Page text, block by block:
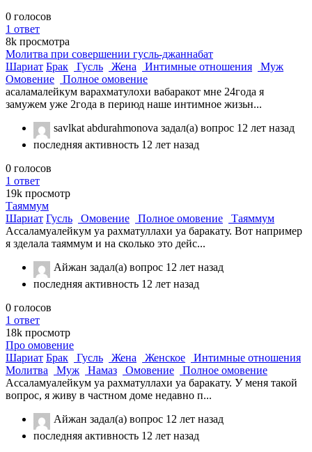
0 голосов
1 ответ
8k просмотра
Молитва при совершении гусль-джаннабат
Шариат Брак Гусль Жена Интимные отношения
Муж
Омовение
Полное омовение
асаламалейкум варахматулохи вабаракот мне 24года я
замужем уже 2года в периюд наше интимное жизьн...
savlkat abdurahmonova задал(а) вопрос 12 лет назад
последняя активность 12 лет назад
0 голосов
1 ответ
19k просмотр
Таяммум
Шариат Гусль Омовение Полное омовение
Таяммум
Ассаламуалейкум уа рахматуллахи уа баракату. Вот например
я зделала таяммум и на сколько это дейс...
Айжан задал(а) вопрос 12 лет назад
последняя активность 12 лет назад
0 голосов
1 ответ
18k просмотр
Про омовение
Шариат Брак Гусль Жена Женское
Интимные отношения
Молитва
Муж Намаз Омовение
Полное омовение
Ассаламуалейкум уа рахматуллахи уа баракату. У меня такой
вопрос, я живу в частном доме недавно п...
Айжан задал(а) вопрос 12 лет назад
последняя активность 12 лет назад